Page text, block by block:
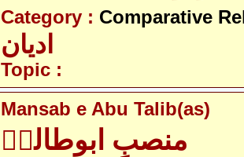
Category : Comparative
ادیان
Topic :
Mansab e Abu Talib(as)
منصبِ ابوطالبؑ